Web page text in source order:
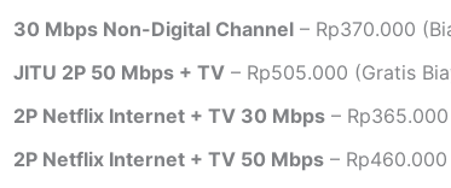
30 Mbps Non-Digital Channel – Rp370.000
JITU 2P 50 Mbps + TV – Rp505.000 (Gratis
2P Netflix Internet + TV 30 Mbps –
2P Netflix Internet + TV 50 Mbps –